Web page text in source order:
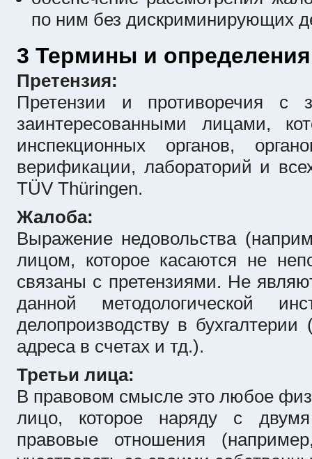
по ним без дискриминирующих
3 Термины и определения
Претензия:
Претензии и противоречия с
заинтересованными лицами,
инспекционных органов,
верификации, лабораторий и
TÜV Thüringen.
Жалоба:
Выражение недовольства
лицом, которое касаются не
связаны с претензиями. Не
данной методологической
делопроизводству в
адреса в счетах и тд.).
Третьи лица:
В правовом смысле это любое
лицо, которое наряду с
правовые отношения